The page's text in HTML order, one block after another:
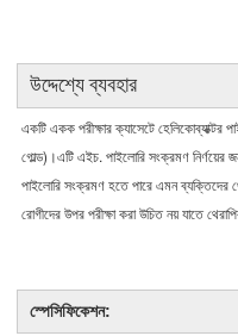
উদ্দেশ্যে ব্যবহার
একটি একক পরীক্ষার ক্যাসেটে হেলিকোব্যাক্টর
গোল্ড)।এটি এইচ. পাইলোরি সংক্রমণ নির্ণয়ের
পাইলোরি সংক্রমণ হতে পারে এমন ব্যক্তিদের
রোগীদের উপর পরীক্ষা করা উচিত নয় যাতে
স্পেসিফিকেশন: